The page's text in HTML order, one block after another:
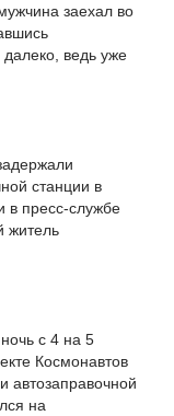
заехал во
ведь уже
станции в
пресс-службе
житель
с 4 на 5
Космонавтов
автозаправочной
на